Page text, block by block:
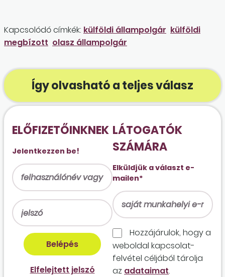
Kapcsolódó címkék: külföldi állampolgár külföldi
megbízott olasz állampolgár
Így olvasható a teljes válasz
ELŐFIZETŐINKNEK
Jelentkezzen be!
Elfelejtett jelszó
LÁTOGATÓK
SZÁMÁRA
Elküldjük a választ e-
mailen*
Hozzájárulok, hogy a
weboldal kapcso­lat­
felvétel céljából tárolja
az adataimat.